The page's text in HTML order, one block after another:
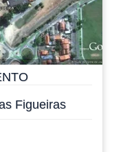
Figueiras